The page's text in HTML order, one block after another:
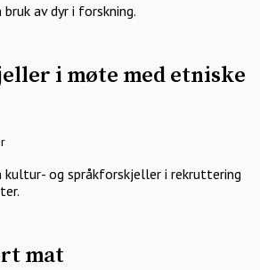
av dyr i forskning.
i møte med etniske
kultur- og språkforskjeller i rekruttering
mat